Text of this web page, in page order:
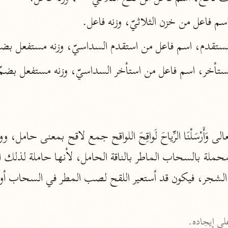
نحو ٨ مجلدات
فاعل من خزن الثلاثيّ، وزنه فاعل.
اسم فاعل من استقدم السداسيّ، وزنه مستفعل
فيكون قد أستعير اللقح لصب المطر في السحاب
إيجاده.